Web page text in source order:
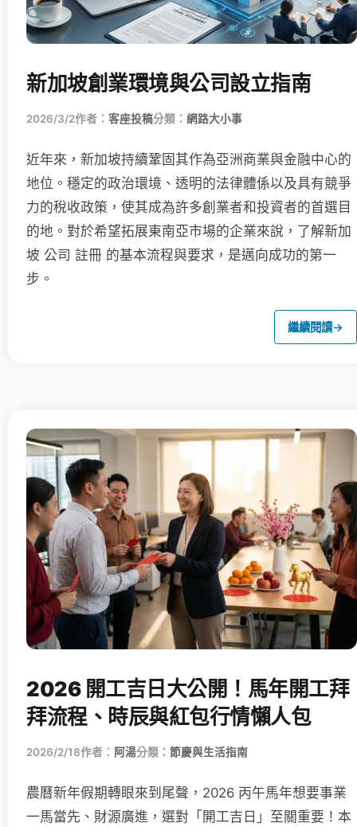
新加坡創業環境與公司設立指南
2026/3/2作者： 客座投稿分類： 網路大小事
近年來，新加坡持續鞏固其作為亞洲商業與金融中心的
地位。穩定的政治環境、透明的法律體係以及具有競爭
力的稅收政策，使其成為許多創業者和投資者的首選目
的地。對於希望拓展東南亞市場的企業來說，了解新加
坡 公司 註冊 的基本流程與要求，是邁向成功的第一
步。
繼續閱讀→
2026 開工吉日大公開！馬年開工拜
拜流程、時辰與紅包行情懶人包
2026/2/18作者： 阿湯分類： 節慶與生活指南
農曆新年假期轉眼來到尾聲，2026 丙午馬年想要事業
一馬當先、財源廣進，選對「開工吉日」至關重要！本